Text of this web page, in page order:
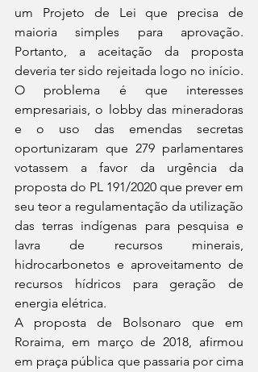
um Projeto de Lei que precisa de
maioria simples para aprovação.
Portanto, a aceitação da proposta
deveria ter sido rejeitada logo no início.
O problema é que interesses
empresariais, o lobby das mineradoras
e o uso das emendas secretas
oportunizaram que 279 parlamentares
votassem a favor da urgência da
proposta do PL 191/2020 que prever em
seu teor a regulamentação da utilização
das terras indígenas para pesquisa e
lavra de recursos minerais,
hidrocarbonetos e aproveitamento de
recursos hídricos para geração de
energia elétrica.
A proposta de Bolsonaro que em
Roraima, em março de 2018, afirmou
em praça pública que passaria por cima